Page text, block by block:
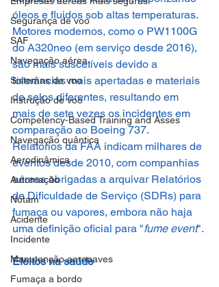
Segurança de voo
SAF
Navegação aérea
Sistemas de voo
Instrução de voo
Competency-Based Training and Asses
Navegação quântica
Aerodinâmica
Automação
Notam
Acidente
Incidente
Manutenção aeronaves
Fumaça a bordo
óleos e fluidos sob altas temperaturas.
Motores modernos, como o PW1100G
do A320neo (em serviço desde 2016),
são mais suscetíveis devido a
tolerâncias mais apertadas e materiais
de selos diferentes, resultando em
mais de sete vezes os incidentes em
comparação ao Boeing 737.
Relatórios da FAA indicam milhares de
eventos desde 2010, com companhias
aéreas obrigadas a arquivar Relatórios
de Dificuldade de Serviço (SDRs) para
fumaça ou vapores, embora não haja
uma definição oficial para "fume event".
Efeitos na saúde